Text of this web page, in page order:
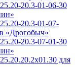
20.3-01-06-30
20.3-01-07-
«Дрогобыч»
20.3-07-01-30
для